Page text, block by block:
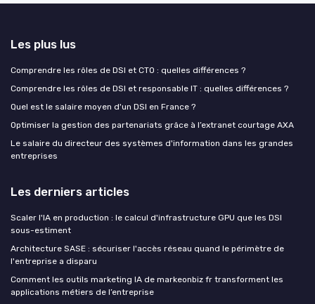
Les plus lus
Comprendre les rôles de DSI et CTO : quelles différences ?
Comprendre les rôles de DSI et responsable IT : quelles différences ?
Quel est le salaire moyen d'un DSI en France ?
Optimiser la gestion des partenariats grâce à l’extranet courtage AXA
Le salaire du directeur des systèmes d'information dans les grandes
entreprises
Les derniers articles
Scaler l'IA en production : le calcul d'infrastructure GPU que les DSI
sous-estiment
Architecture SASE : sécuriser l'accès réseau quand le périmètre de
l'entreprise a disparu
Comment les outils marketing IA de markeonbiz fr transforment les
applications métiers de l’entreprise